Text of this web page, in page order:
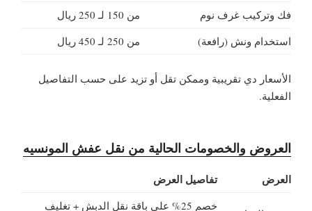
فك وتركيب غرف نوم
من 150 لـ 250 ريال
استخدام ونش (رافعة)
من 250 لـ 450 ريال
الأسعار دي تقريبية وممكن تقل أو تزيد على حسب التفاصيل
الفعلية.
العروض والخصومات الحالية من نقل عفش المونسيه
العرض تفاصيل العرض
خصم 25% على باقة نقل الدبش + تغليف